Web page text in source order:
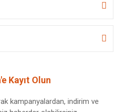
Kayıt Olun
kampanyalardan, indirim ve